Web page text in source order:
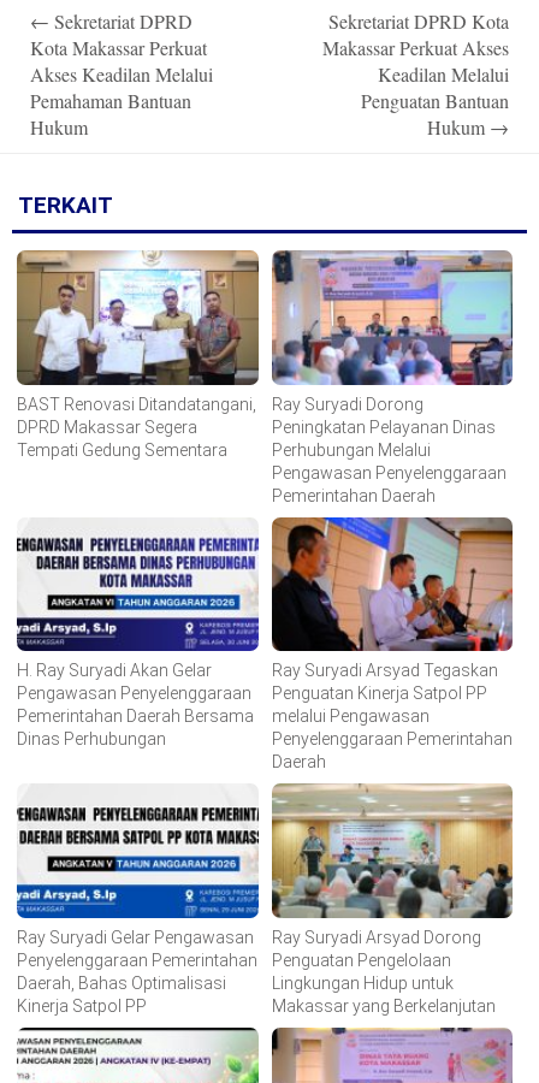
navigation
← Sekretariat DPRD
Kota Makassar Perkuat
Akses Keadilan Melalui
Pemahaman Bantuan
Hukum
Sekretariat DPRD Kota
Makassar Perkuat Akses
Keadilan Melalui
Penguatan Bantuan
Hukum →
TERKAIT
BAST Renovasi Ditandatangani,
DPRD Makassar Segera
Tempati Gedung Sementara
Ray Suryadi Dorong
Peningkatan Pelayanan Dinas
Perhubungan Melalui
Pengawasan Penyelenggaraan
Pemerintahan Daerah
H. Ray Suryadi Akan Gelar
Pengawasan Penyelenggaraan
Pemerintahan Daerah Bersama
Dinas Perhubungan
Ray Suryadi Arsyad Tegaskan
Penguatan Kinerja Satpol PP
melalui Pengawasan
Penyelenggaraan Pemerintahan
Daerah
Ray Suryadi Gelar Pengawasan
Penyelenggaraan Pemerintahan
Daerah, Bahas Optimalisasi
Kinerja Satpol PP
Ray Suryadi Arsyad Dorong
Penguatan Pengelolaan
Lingkungan Hidup untuk
Makassar yang Berkelanjutan